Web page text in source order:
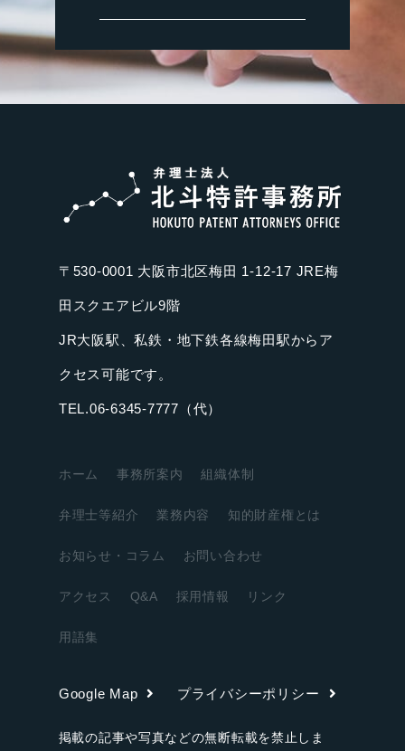
〒530-0001 大阪市北区梅田 1-12-17 JRE梅
田スクエアビル9階
JR大阪駅、私鉄・地下鉄各線梅田駅からア
クセス可能です。
TEL.06-6345-7777（代）
ホーム 事務所案内 組織体制
弁理士等紹介 業務内容 知的財産権とは
お知らせ・コラム お問い合わせ
アクセス Q&A 採用情報 リンク
用語集
Google Map プライバシーポリシー
掲載の記事や写真などの無断転載を禁止しま